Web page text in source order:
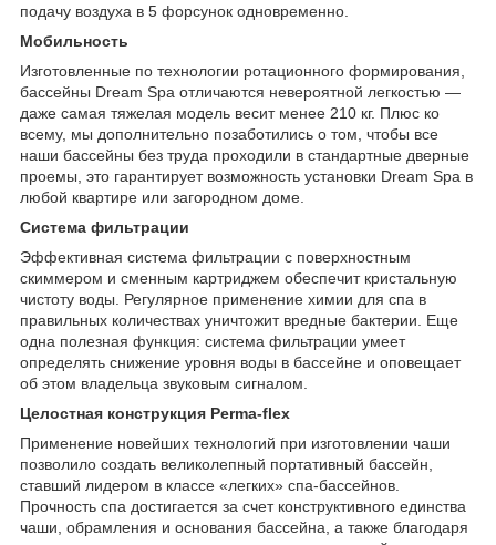
подачу воздуха в 5 форсунок одновременно.
Мобильность
Изготовленные по технологии ротационного формирования,
бассейны Dream Spa отличаются невероятной легкостью —
даже самая тяжелая модель весит менее 210 кг. Плюс ко
всему, мы дополнительно позаботились о том, чтобы все
наши бассейны без труда проходили в стандартные дверные
проемы, это гарантирует возможность установки Dream Spa в
любой квартире или загородном доме.
Система фильтрации
Эффективная система фильтрации с поверхностным
скиммером и сменным картриджем обеспечит кристальную
чистоту воды. Регулярное применение химии для спа в
правильных количествах уничтожит вредные бактерии. Еще
одна полезная функция: система фильтрации умеет
определять снижение уровня воды в бассейне и оповещает
об этом владельца звуковым сигналом.
Целостная конструкция Perma-flex
Применение новейших технологий при изготовлении чаши
позволило создать великолепный портативный бассейн,
ставший лидером в классе «легких» спа-бассейнов.
Прочность спа достигается за счет конструктивного единства
чаши, обрамления и основания бассейна, а также благодаря